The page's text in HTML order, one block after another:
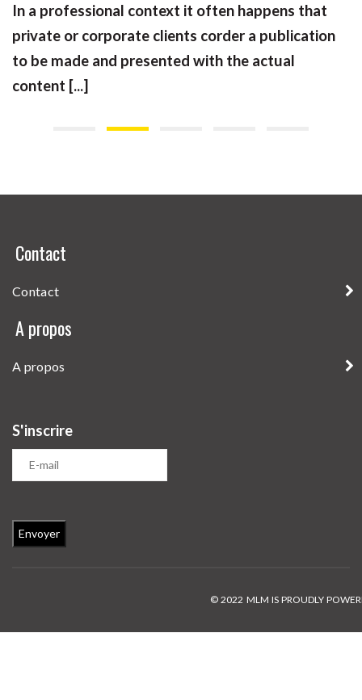
In a professional context it often happens that
private or corporate clients corder a publication
to be made and presented with the actual
content [...]
Contact
Contact
A propos
A propos
S'inscrire
© 2022 MLM IS PROUDLY